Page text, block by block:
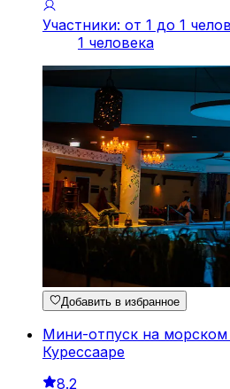
Участники: от 1 до 1
1 человека
Добавить в избранное
Мини-отпуск на
Курессааре
8.2